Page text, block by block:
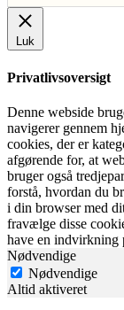
Luk
Privatlivsoversigt
Denne webside
navigerer gennem
cookies, der er
afgørende for, at
bruger også
forstå, hvordan du
i din browser med
fravælge disse
have en indvirkning
Nødvendige
Nødvendige
Altid aktiveret